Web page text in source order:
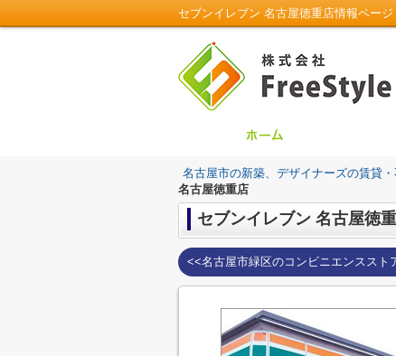
セブンイレブン 名古屋徳重店情報ペー
名古屋市の新築、デザイナーズの賃貸・
名古屋徳重店
セブンイレブン 名古屋徳
<<名古屋市緑区のコンビニエンススト